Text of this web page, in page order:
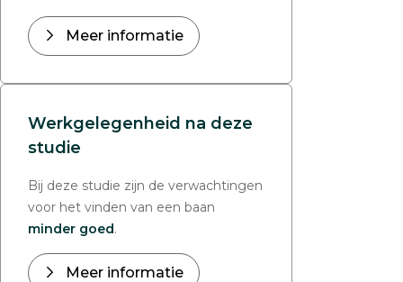
Meer informatie
Werkgelegenheid na deze
studie
Bij deze studie zijn de verwachtingen
voor het vinden van een baan
minder goed.
Meer informatie